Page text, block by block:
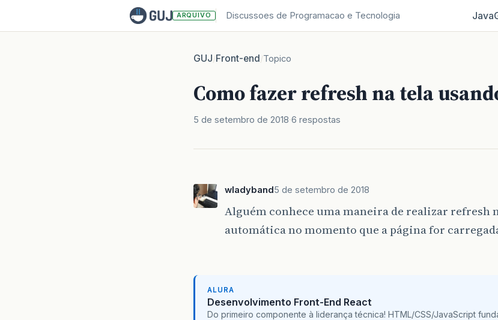
ARQUIVO Discussoes de Programacao e Tecnologia Java
GUJ/Front-end/Topico
Como fazer refresh na tela
5 de setembro de 2018 6 respostas
wladyband5 de setembro de 2018
Alguém conhece uma maneira de realizar refresh
automática no momento que a página for
ALURA
Desenvolvimento Front-End React
Do primeiro componente à liderança técnica! HTML/CSS/JavaScript